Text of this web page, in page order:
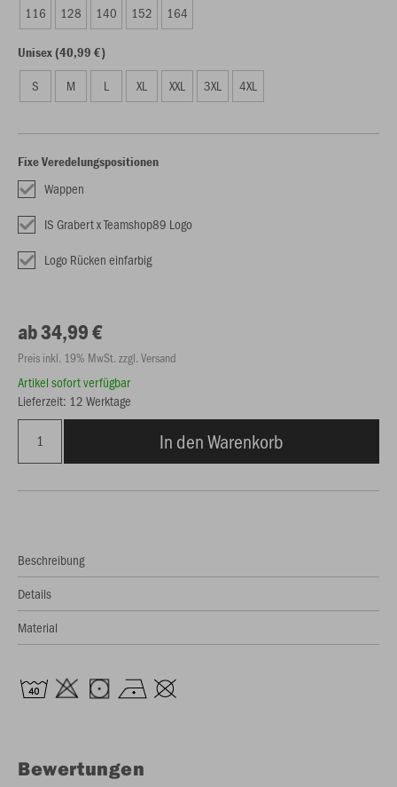
116 128 140 152 164
Unisex (40,99 €)
S M L XL XXL 3XL 4XL
Fixe Veredelungspositionen
Wappen
IS Grabert x Teamshop89 Logo
Logo Rücken einfarbig
ab 34,99 €
Preis inkl. 19% MwSt. zzgl. Versand
Artikel sofort verfügbar
Lieferzeit: 12 Werktage
In den Warenkorb
Beschreibung
Details
Material
Bewertungen